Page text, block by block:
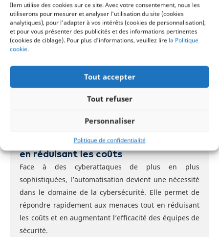
Ilem utilise des cookies sur ce site. Avec votre consentement, nous les
utiliserons pour mesurer et analyser l'utilisation du site (cookies
analytiques), pour l'adapter à vos intérêts (cookies de personnalisation),
et pour vous présenter des publicités et des informations pertinentes
(cookies de ciblage). Pour plus d'informations, veuillez lire la Politique
cookie.
Tout accepter
Tout refuser
Personnaliser
Politique de confidentialité
Améliorer les réponses aux menaces
en réduisant les coûts
Face à des cyberattaques de plus en plus
sophistiquées, l’automatisation devient une nécessité
dans le domaine de la cybersécurité. Elle permet de
répondre rapidement aux menaces tout en réduisant
les coûts et en augmentant l’efficacité des équipes de
sécurité.